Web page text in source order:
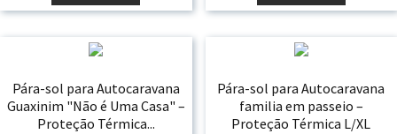
Pára-sol para Autocaravana
Guaxinim "Não é Uma Casa" –
Proteção Térmica...
Pára-sol para Autocaravana
familia em passeio –
Proteção Térmica L/XL